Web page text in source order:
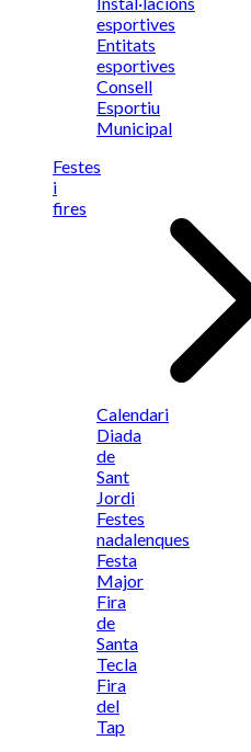
esportives
Entitats
esportives
Consell
Esportiu
Municipal
Festes
i
fires
Calendari
Diada
de
Sant
Jordi
Festes
nadalenques
Festa
Major
Fira
de
Santa
Tecla
Fira
del
Tap